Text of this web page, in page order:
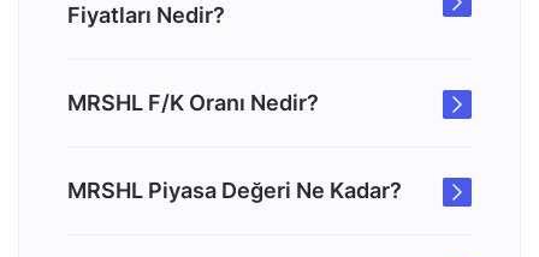
Fiyatları Nedir?
MRSHL F/K Oranı Nedir?
MRSHL Piyasa Değeri Ne Kadar?